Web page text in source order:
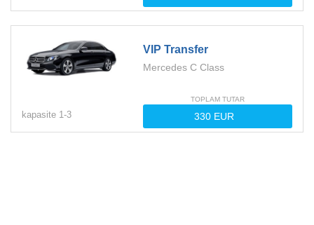
VIP Transfer
Mercedes C Class
kapasite 1-3
TOPLAM TUTAR